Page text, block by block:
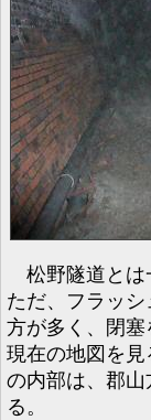
松野隧道とは
ただ、フラッ
方が多く、閉塞
現在の地図を
の内部は、郡
る。